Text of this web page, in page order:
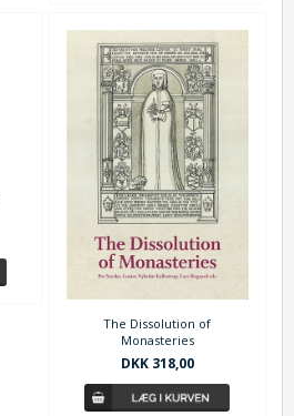
The Dissolution of
Monasteries
DKK 318,00